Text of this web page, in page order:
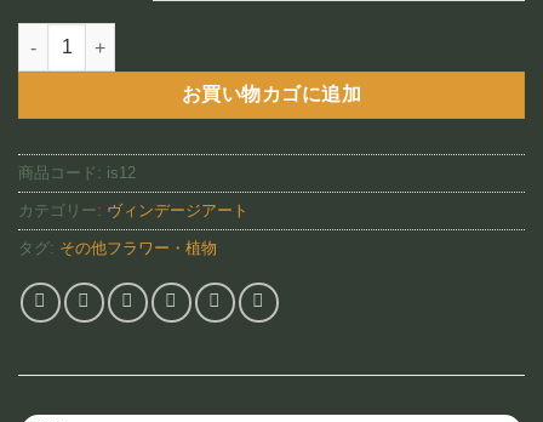
A’ALII ー ア・アリイ（IS12)個
お買い物カゴに追加
商品コード: is12
カテゴリー: ヴィンデージアート
タグ: その他フラワー・植物